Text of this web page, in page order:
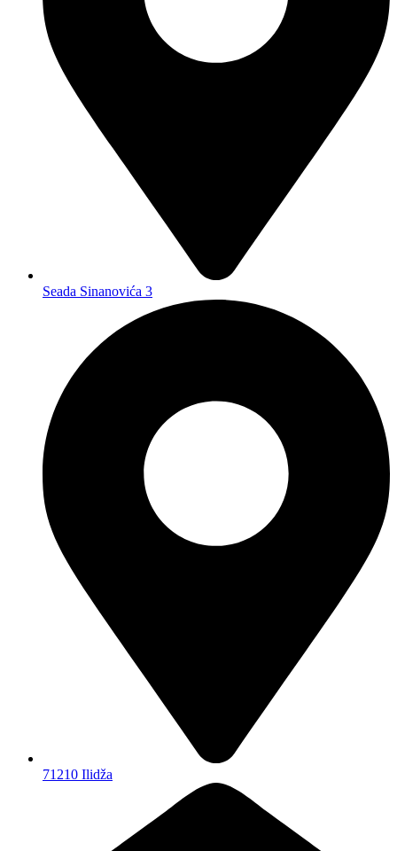
Seada Sinanovića 3
71210 Ilidža